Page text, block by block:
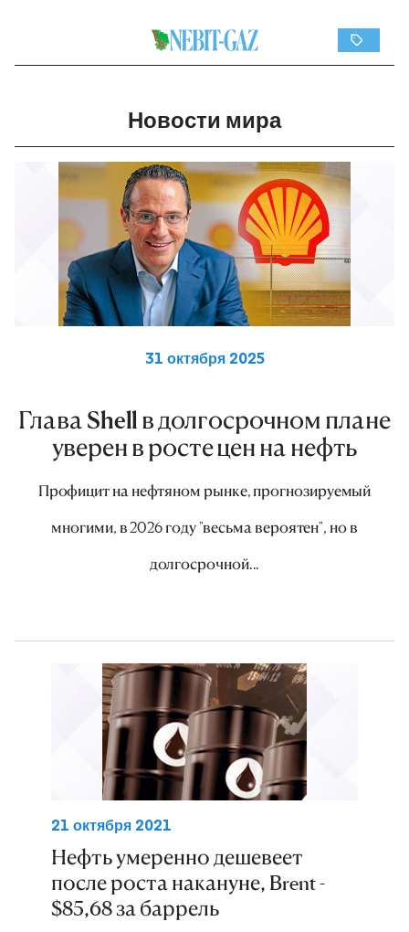
Новости мира
31 октября 2025
Глава Shell в долгосрочном плане
уверен в росте цен на нефть
Профицит на нефтяном рынке, прогнозируемый
многими, в 2026 году "весьма вероятен", но в
долгосрочной...
21 октября 2021
Нефть умеренно дешевеет
после роста накануне, Brent -
$85,68 за баррель